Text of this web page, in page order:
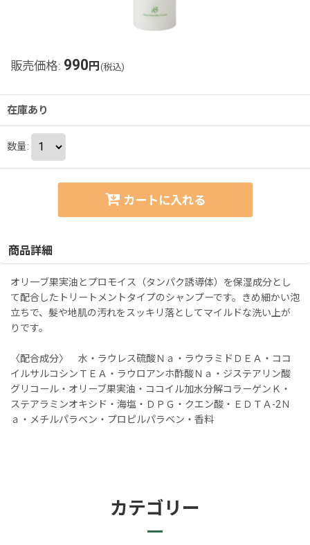
販売価格: 990 円 (税込)
在庫あり
数量:
カートに入れる
商品詳細
オリ一ブ果実油とプロモイス（タンパク誘導体）を保湿成分とし
て配合したトリートメントタイプのシャンプーです。きめ細かい泡
立ちで、髮や地肌の汚れをスッキリ落としてマイルドな洗い上が
りです。
〈配合成分〉 水・ラウレス硫酸Ｎａ・ラウラミドＤＥＡ・ココ
イルサルコシンＴＥＡ・ラウロアンホ酢酸Ｎａ・ジステアリン酸
グリコール・オリーブ果実油・ココイル加水分解コラーゲンＫ・
ステアラミンオキシド・海塩・ＤＰＧ・クエン酸・ＥＤＴＡ-2Ｎ
ａ・メチルパラベン・プロピルパラベン・香料
カテゴリー